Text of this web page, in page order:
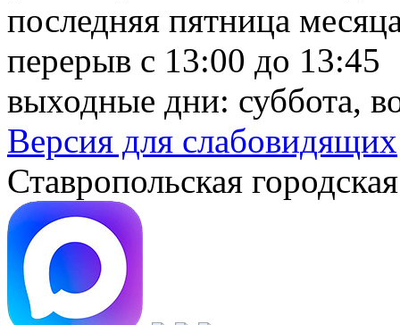
последняя пятница
перерыв с 13:00 до 13:45
выходные дни: суббота,
Версия для слабовидящих
Ставропольская